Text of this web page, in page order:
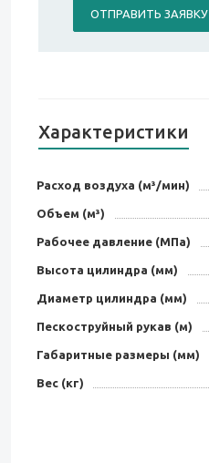
ОТПРАВИТЬ ЗАЯВКУ
Характеристики
Расход воздуха (м³/мин)
Объем (м³)
Рабочее давление (МПа)
Высота цилиндра (мм)
Диаметр цилиндра (мм)
Пескоструйный рукав (м)
Габаритные размеры (мм)
Вес (кг)